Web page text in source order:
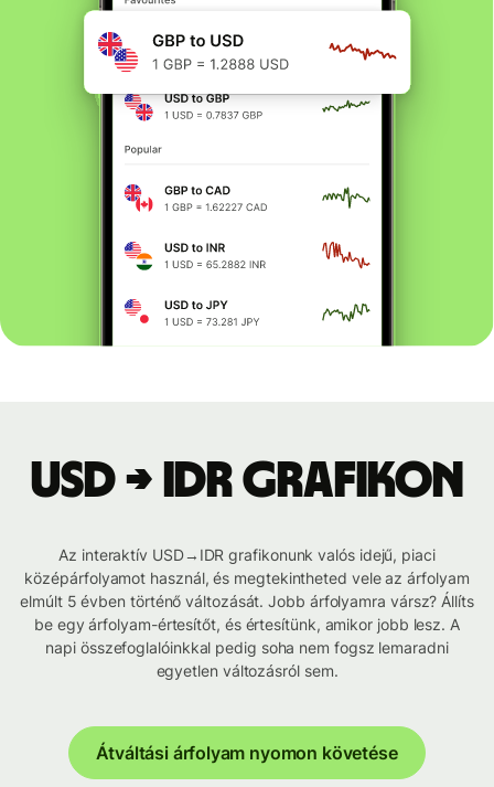
USD → IDR grafikon
Az interaktív USD→IDR grafikonunk valós idejű, piaci
középárfolyamot használ, és megtekintheted vele az árfolyam
elmúlt 5 évben történő változását. Jobb árfolyamra vársz? Állíts
be egy árfolyam-értesítőt, és értesítünk, amikor jobb lesz. A
napi összefoglalóinkkal pedig soha nem fogsz lemaradni
egyetlen változásról sem.
Átváltási árfolyam nyomon követése